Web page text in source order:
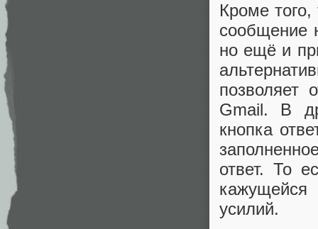
Кроме
сообщение
но ещё и
позволяет
Gmail. В
кнопка
ответ. То
кажущейся
усилий.